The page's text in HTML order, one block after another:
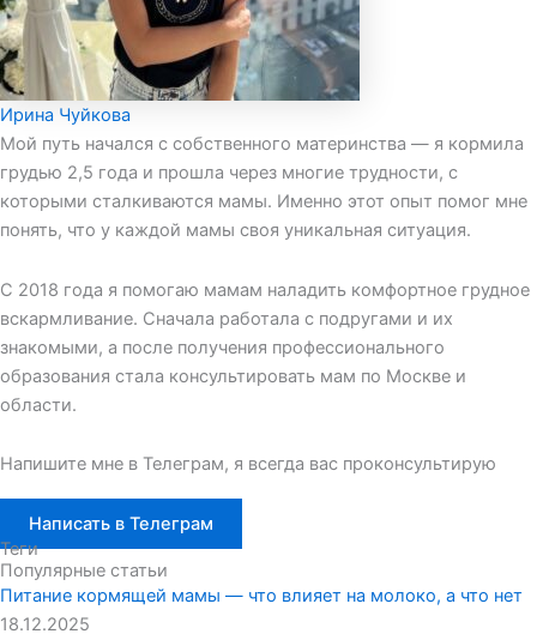
Ирина Чуйкова
Мой путь начался с собственного материнства — я кормила
грудью 2,5 года и прошла через многие трудности, с
которыми сталкиваются мамы. Именно этот опыт помог мне
понять, что у каждой мамы своя уникальная ситуация.
С 2018 года я помогаю мамам наладить комфортное грудное
вскармливание. Сначала работала с подругами и их
знакомыми, а после получения профессионального
образования стала консультировать мам по Москве и
области.
Напишите мне в Телеграм, я всегда вас проконсультирую
Написать в Телеграм
Теги
Популярные статьи
Питание кормящей мамы — что влияет на молоко, а что нет
18.12.2025